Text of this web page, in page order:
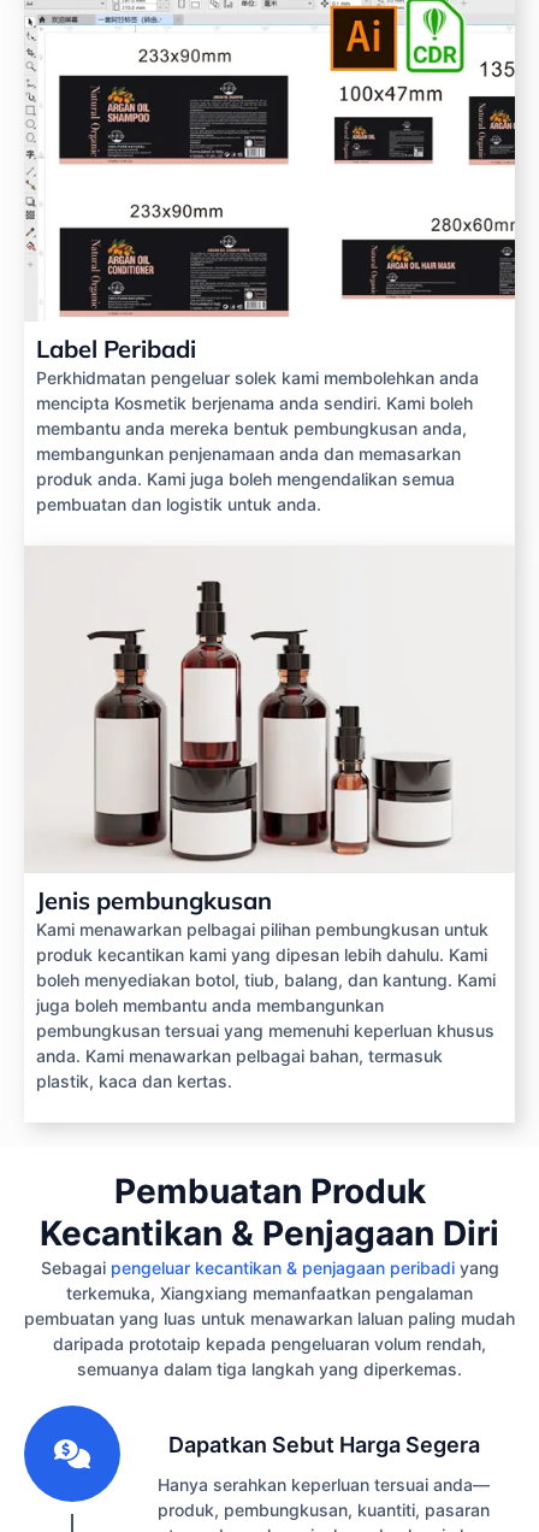
Label Peribadi
Perkhidmatan pengeluar solek kami membolehkan anda
mencipta Kosmetik berjenama anda sendiri. Kami boleh
membantu anda mereka bentuk pembungkusan anda,
membangunkan penjenamaan anda dan memasarkan
produk anda. Kami juga boleh mengendalikan semua
pembuatan dan logistik untuk anda.
Jenis pembungkusan
Kami menawarkan pelbagai pilihan pembungkusan untuk
produk kecantikan kami yang dipesan lebih dahulu. Kami
boleh menyediakan botol, tiub, balang, dan kantung. Kami
juga boleh membantu anda membangunkan
pembungkusan tersuai yang memenuhi keperluan khusus
anda. Kami menawarkan pelbagai bahan, termasuk
plastik, kaca dan kertas.
Pembuatan Produk
Kecantikan & Penjagaan Diri
Sebagai pengeluar kecantikan & penjagaan peribadiyang
terkemuka, Xiangxiang memanfaatkan pengalaman
pembuatan yang luas untuk menawarkan laluan paling mudah
daripada prototaip kepada pengeluaran volum rendah,
semuanya dalam tiga langkah yang diperkemas.
Dapatkan Sebut Harga Segera
Hanya serahkan keperluan tersuai anda—
produk, pembungkusan, kuantiti, pasaran